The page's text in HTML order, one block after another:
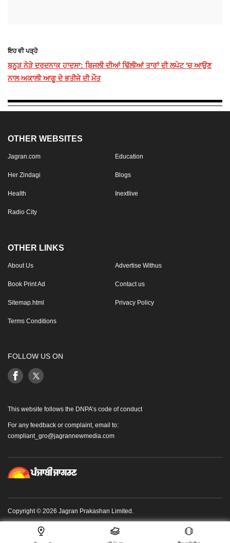
ਇਹ ਵੀ ਪੜ੍ਹੋ
ਬਨੂੜ ਨੇੜੇ ਦਰਦਨਾਕ ਹਾਦਸਾ: ਬਿਜਲੀ ਦੀਆਂ ਢਿੱਲੀਆਂ ਤਾਰਾਂ ਦੀ ਲਪੇਟ 'ਚ ਆਉਣ
ਨਾਲ ਅਕਾਲੀ ਆਗੂ ਦੇ ਭਤੀਜੇ ਦੀ ਮੌਤ
OTHER WEBSITES
Jagran.com Education
Her Zindagi Blogs
Health Inextlive
Radio City
OTHER LINKS
About Us Advertise Withus
Book Print Ad Contact us
Sitemap.html Privacy Policy
Terms Conditions
FOLLOW US ON
This website follows the DNPA’s code of conduct
For any feedback or complaint, email to:
compliant_gro@jagrannewmedia.com
Copyright © 2026 Jagran Prakashan Limited.